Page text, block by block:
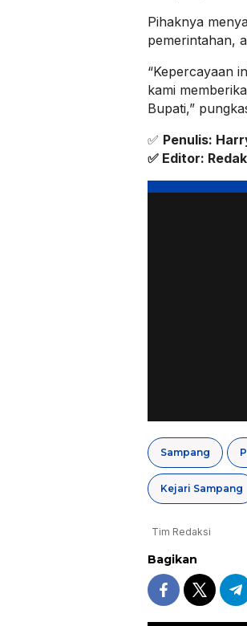
Pihaknya
pemerintahan,
“Kepercayaan
kami
Bupati,”
✅ Penulis:
✅ Editor:
Sampang
Kejari Sampang
Tim Redaksi
Bagikan